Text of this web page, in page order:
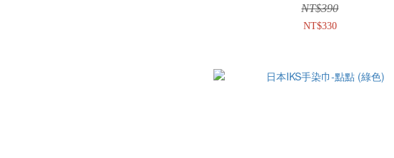
NT$390
NT$330